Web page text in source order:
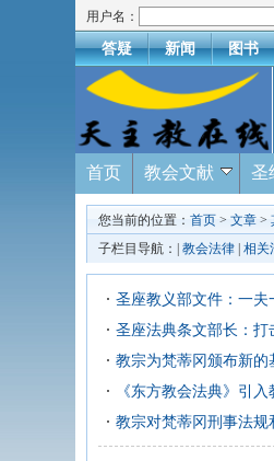
用户名：
答疑 新闻 图书
首页 教会文献 圣
您当前的位置： 首页 > 文章 >
子栏目导航：| 教会法律 相关
圣座教义部文件：一
圣座法典条文部长：
教宗为梵蒂冈颁布新
《东方教会法典》引
教宗对梵蒂冈刑事法